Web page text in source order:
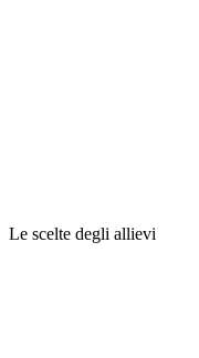
Le scelte degli allievi